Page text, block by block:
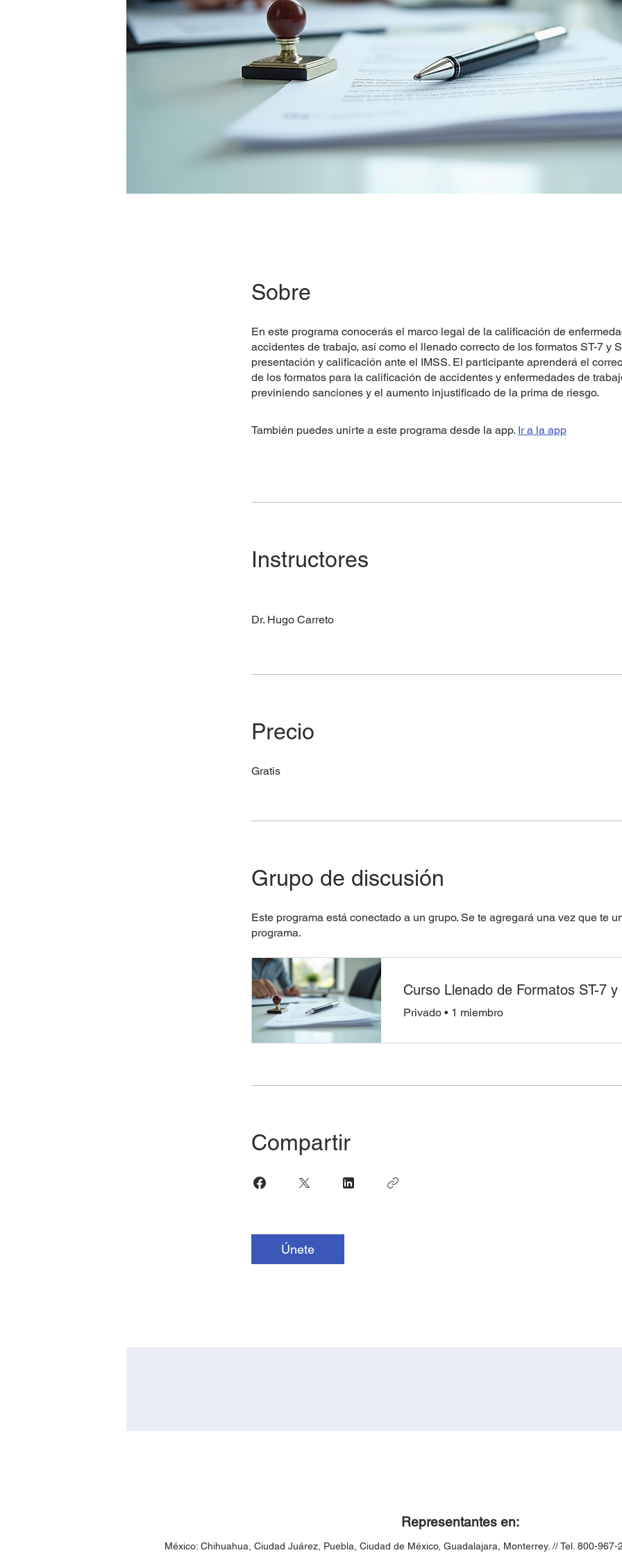
Sobre
En este programa conocerás el marco legal de la calificación de
accidentes de trabajo, así como el llenado correcto de los formatos ST-7 y
presentación y calificación ante el IMSS. El participante aprenderá el
de los formatos para la calificación de accidentes y enfermedades de
previniendo sanciones y el aumento injustificado de la prima de riesgo.
También puedes unirte a este programa desde la app. Ir a la app
Instructores
Dr. Hugo Carreto
Precio
Gratis
Grupo de discusión
Este programa está conectado a un grupo. Se te agregará una vez que te
programa.
Privado • 1 miembro
Compartir
Únete
Representantes en:
México: Chihuahua, Ciudad Juárez, Puebla, Ciudad de México, Guadalajara, Monterrey. // Tel. 800-967-